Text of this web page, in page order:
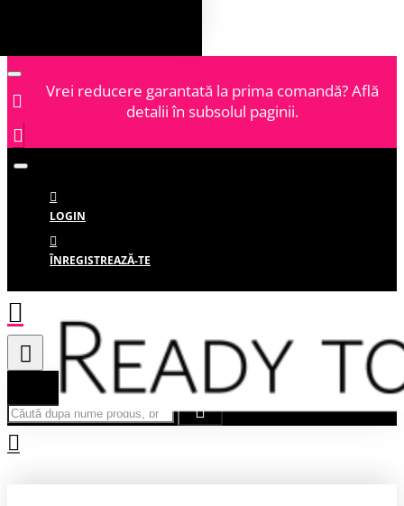
Vrei reducere garantată la prima comandă? Află
detalii în subsolul paginii.
LOGIN
ÎNREGISTREAZĂ-TE
Căută după nume produs, brand...